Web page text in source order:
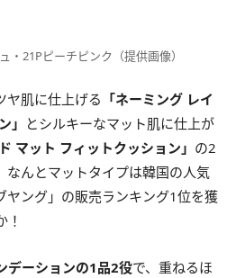
・21Pピーチピンク（提供画像）
ヤ肌に仕上げる 「ネーミング レイ
」 とシルキーなマット肌に仕上が
マット フィットクッション」 の2
なんとマットタイプは韓国の人気
ヤング」の販売ランキング1位を獲
！
デーションの1品2役で、重ねるほ